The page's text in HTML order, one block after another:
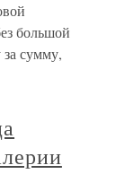
большой
за сумму,